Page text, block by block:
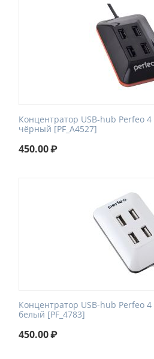
Концентратор USB-hub Perfeo 4
чёрный [PF_A4527]
450.00₽
Концентратор USB-hub Perfeo 4
белый [PF_4783]
450.00₽